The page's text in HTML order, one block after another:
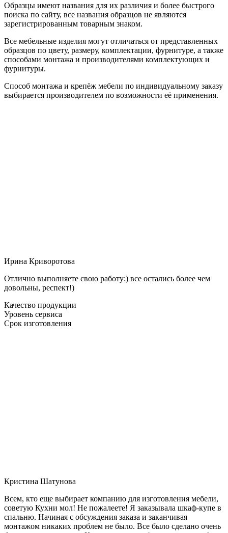
Образцы имеют названия для их различия и более быстрого
поиска по сайту, все названия образцов не являются
зарегистрированным товарным знаком.
Все мебельные изделия могут отличаться от представленных
образцов по цвету, размеру, комплектации, фурнитуре, а также
способами монтажа и производителями комплектующих и
фурнитуры.
Способ монтажа и крепёж мебели по индивидуальному заказу
выбирается производителем по возможности её применения.
Ирина Криворотова
Отлично выполняете свою работу:) все остались более чем
довольны, респект!)
Качество продукции
Уровень сервиса
Срок изготовления
Кристина Шатунова
Всем, кто еще выбирает компанию для изготовления мебели,
советую Кухни мол! Не пожалеете! Я заказывала шкаф-купе в
спальню. Начиная с обсуждения заказа и заканчивая
монтажом никаких проблем не было. Все было сделано очень